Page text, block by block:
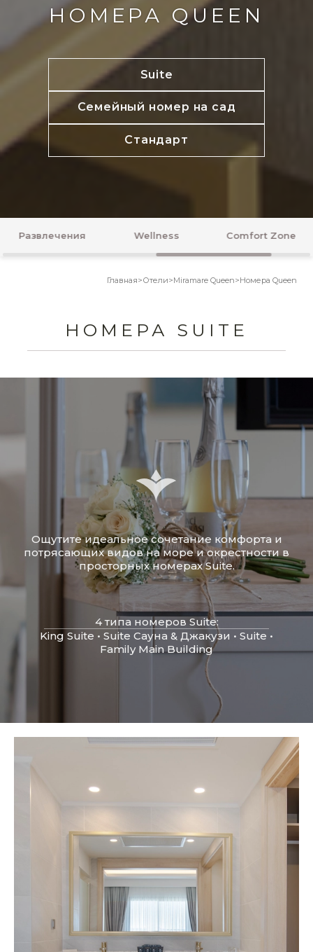
НОМЕРА QUEEN
Suite
Семейный номер на сад
Стандарт
Wellness Comfort Zone Медовый месяц
Главная>Отели>Miramare Queen>Номера Queen
НОМЕРА SUITE
Ощутите идеальное сочетание комфорта и
потрясающих видов на море и окрестности в
просторных номерах Suite.
4 типа номеров Suite:
King Suite • Suite Сауна & Джакузи • Suite •
Family Main Building